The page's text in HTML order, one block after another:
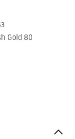
Gold 80